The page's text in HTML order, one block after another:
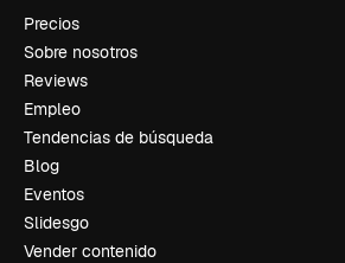
Precios
Sobre nosotros
Reviews
Empleo
Tendencias de búsqueda
Blog
Eventos
Slidesgo
Vender contenido